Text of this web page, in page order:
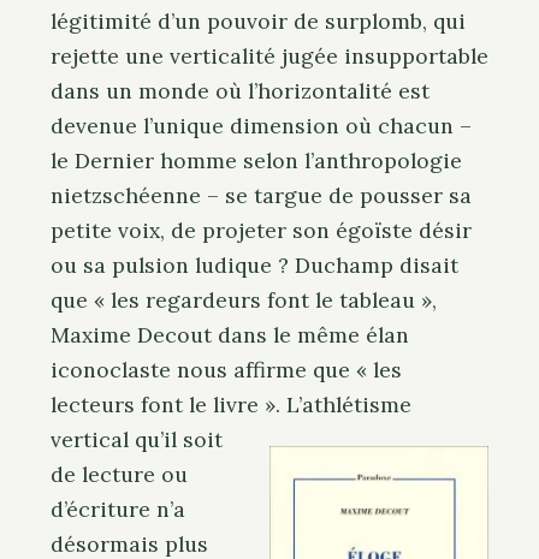
. . .
légitimité d’un pouvoir de surplomb, qui
rejette une verticalité jugée insupportable
dans un monde où l’horizontalité est
devenue l’unique dimension où chacun –
le Dernier homme selon l’anthropologie
nietzschéenne – se targue de pousser sa
petite voix, de projeter son égoïste désir
ou sa pulsion ludique ? Duchamp disait
que « les regardeurs font le tableau »,
Maxime Decout dans le même élan
iconoclaste nous affirme que « les
lecteurs font le livre ». L’athlétisme
vertical qu’il soit
de lecture ou
d’écriture n’a
désormais plus